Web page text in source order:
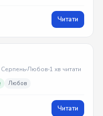
Читати
СерпеньЛюбов 1 хв читати
Любов
Читати